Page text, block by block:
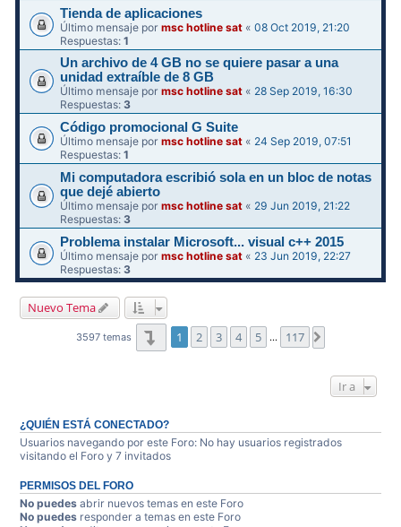
Tienda de aplicaciones
Último mensaje pormsc hotline sat «08 Oct 2019, 21:20
Respuestas:1
Un archivo de 4 GB no se quiere pasar a una
unidad extraíble de 8 GB
Último mensaje pormsc hotline sat « 28 Sep 2019, 16:30
Respuestas: 3
Código promocional G Suite
Último mensaje pormsc hotline sat « 24 Sep 2019, 07:51
Respuestas:1
Mi computadora escribió sola en un bloc de notas
que dejé abierto
Último mensaje pormsc hotline sat « 29 Jun 2019, 21:22
Respuestas: 3
Problema instalar Microsoft... visual c++ 2015
Último mensaje pormsc hotline sat « 23 Jun 2019, 22:27
Respuestas:3
Nuevo Tema
3597 temas Página1 de 117
1 2 3 4 5 … 117
Ir a
¿QUIÉN ESTÁ CONECTADO?
Usuarios navegando por este Foro: No hay usuarios registrados
visitando el Foro y 7 invitados
PERMISOS DEL FORO
No puedes abrir nuevos temas en este Foro
No puedes responder a temas en este Foro